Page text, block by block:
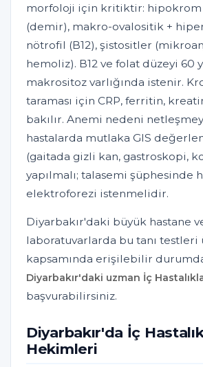
morfoloji için kritiktir:
(demir), makro-ovalositik +
nötrofil (B12), şistositler
hemoliz). B12 ve folat düzeyi 60
makrositoz varlığında istenir.
taraması için CRP, ferritin,
bakılır. Anemi nedeni
hastalarda mutlaka GIS
(gaitada gizli kan, gastroskopi,
yapılmalı; talasemi şüphesinde
elektroforezi istenmelidir.
Diyarbakır'daki büyük hastane
laboratuvarlarda bu tanı testleri
kapsamında erişilebilir
Diyarbakır'daki uzman İç
başvurabilirsiniz.
Diyarbakır'da İç
Hekimleri